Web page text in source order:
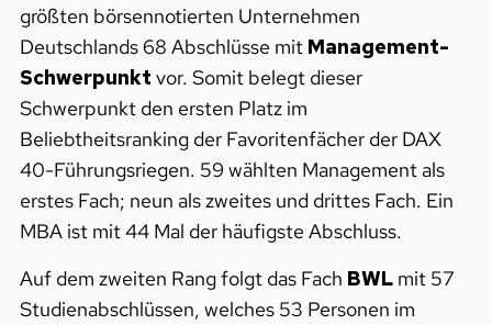
größten börsennotierten Unternehmen
Deutschlands 68 Abschlüsse mit Management-
Schwerpunkt vor. Somit belegt dieser
Schwerpunkt den ersten Platz im
Beliebtheitsranking der Favoritenfächer der DAX
40-Führungsriegen. 59 wählten Management als
erstes Fach; neun als zweites und drittes Fach. Ein
MBA ist mit 44 Mal der häufigste Abschluss.
Auf dem zweiten Rang folgt das Fach BWLmit 57
Studienabschlüssen, welches 53 Personen im